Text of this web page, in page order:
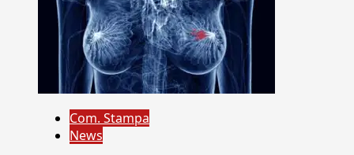
Com. Stampa
News